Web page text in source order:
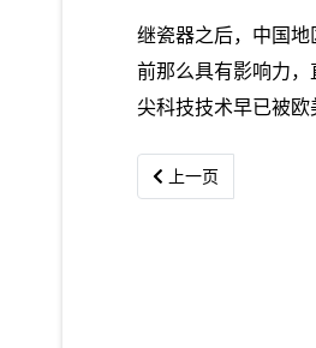
继瓷器之后，中国
前那么具有影响力
尖科技技术早已被欧
上一篇文章: 中国最赚
上一页